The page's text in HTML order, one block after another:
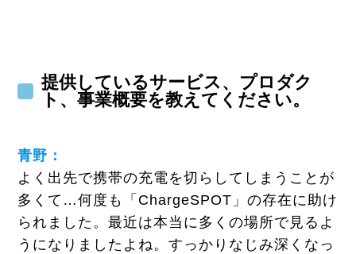
提供しているサービス、プロダク
ト、事業概要を教えてください。
青野：
よく出先で携帯の充電を切らしてしまうことが
多くて…何度も「ChargeSPOT」の存在に助け
られました。最近は本当に多くの場所で見るよ
うになりましたよね。すっかりなじみ深くなっ